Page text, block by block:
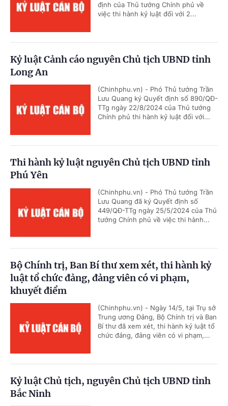
định của Thủ tướng Chính phủ về
việc thi hành kỷ luật đối với 2...
Kỷ luật Cảnh cáo nguyên Chủ tịch UBND tỉnh
Long An
(Chinhphu.vn) - Phó Thủ tướng Trần
Lưu Quang ký Quyết định số 890/QĐ-
TTg ngày 22/8/2024 của Thủ tướng
Chính phủ thi hành kỷ luật đối với...
Thi hành kỷ luật nguyên Chủ tịch UBND tỉnh
Phú Yên
(Chinhphu.vn) - Phó Thủ tướng Trần
Lưu Quang đã ký Quyết định số
449/QĐ-TTg ngày 25/5/2024 của Thủ
tướng Chính phủ về việc thi hành...
Bộ Chính trị, Ban Bí thư xem xét, thi hành kỷ
luật tổ chức đảng, đảng viên có vi phạm,
khuyết điểm
(Chinhphu.vn) - Ngày 14/5, tại Trụ sở
Trung ương Đảng, Bộ Chính trị và Ban
Bí thư đã xem xét, thi hành kỷ luật tổ
chức đảng, đảng viên có vi phạm,...
Kỷ luật Chủ tịch, nguyên Chủ tịch UBND tỉnh
Bắc Ninh